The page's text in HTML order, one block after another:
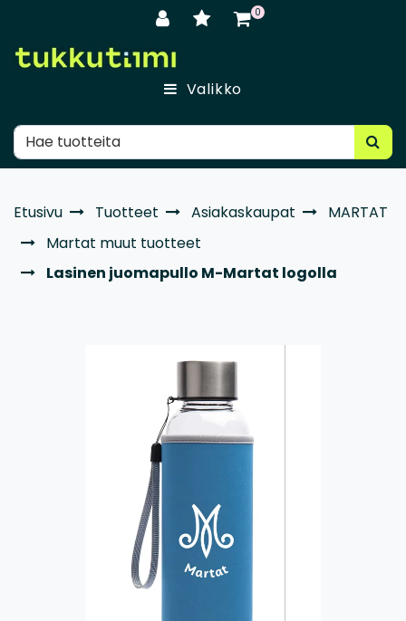
0
Valikko
Etusivu Tuotteet Asiakaskaupat
MARTAT
Martat muut tuotteet
Lasinen juomapullo M-Martat logolla